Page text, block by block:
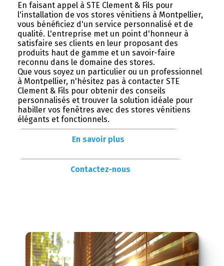
En faisant appel à STE Clement & Fils pour
l'installation de vos stores vénitiens à Montpellier,
vous bénéficiez d'un service personnalisé et de
qualité. L'entreprise met un point d'honneur à
satisfaire ses clients en leur proposant des
produits haut de gamme et un savoir-faire
reconnu dans le domaine des stores.
Que vous soyez un particulier ou un professionnel
à Montpellier, n'hésitez pas à contacter STE
Clement & Fils pour obtenir des conseils
personnalisés et trouver la solution idéale pour
habiller vos fenêtres avec des stores vénitiens
élégants et fonctionnels.
En savoir plus
Contactez-nous